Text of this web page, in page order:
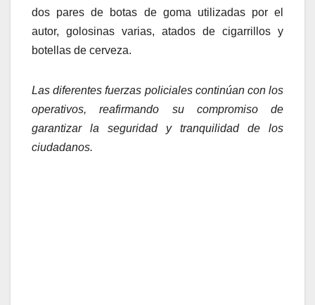
dos pares de botas de goma utilizadas por el
autor, golosinas varias, atados de cigarrillos y
botellas de cerveza.
Las diferentes fuerzas policiales continúan con los
operativos, reafirmando su compromiso de
garantizar la seguridad y tranquilidad de los
ciudadanos.